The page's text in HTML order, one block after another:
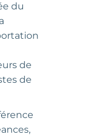
du
de
de